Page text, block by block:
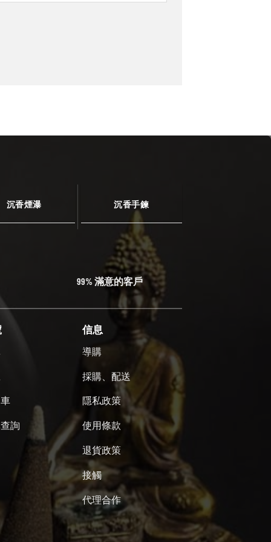
沉香煙瀑 沉香手鍊
99% 滿意的客戶
詢
信息
導購
採購、配送
隱私政策
使用條款
退貨政策
接觸
代理合作